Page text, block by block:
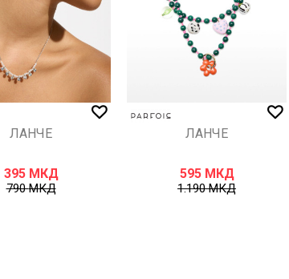
ЛАНЧЕ
395 МКД
790МКД
ЛАНЧЕ
595 МКД
1.190МКД